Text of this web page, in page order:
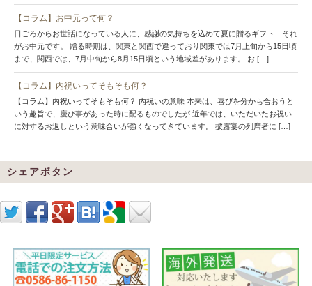
【コラム】お中元って何？
日ごろからお世話になっている人に、感謝の気持ちを込めて夏に贈るギフト…それ
がお中元です。 贈る時期は、関東と関西で違っており関東では7月上旬から15日頃
まで、関西では、7月中旬から8月15日頃という地域差があります。 お […]
【コラム】内祝いってそもそも何？
【コラム】内祝いってそもそも何？ 内祝いの意味 本来は、喜びを分かち合おうと
いう趣旨で、慶び事があった時に配るものでしたが 近年では、いただいたお祝い
に対するお返しという意味合いが強くなってきています。 披露宴の列席者に […]
シェアボタン